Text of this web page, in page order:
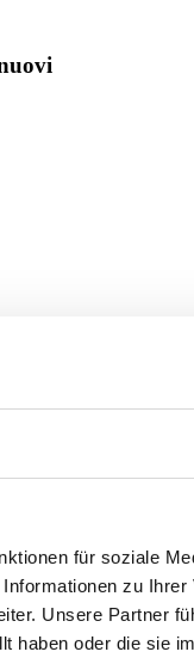
für soziale
zu Ihrer
Unsere Partner
haben oder die sie